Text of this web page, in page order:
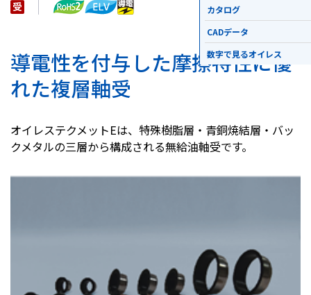
オイレスとは
製品
サステナビリティ
株主・投資家情報
お問い合わせ
カタログ
CADデータ
数字で見るオイレス
導電性を付与した摩擦特性に優
れた複層軸受
オイレステクメットEは、特殊樹脂層・青銅焼結層・バッ
クメタルの三層から構成される無給油軸受です。